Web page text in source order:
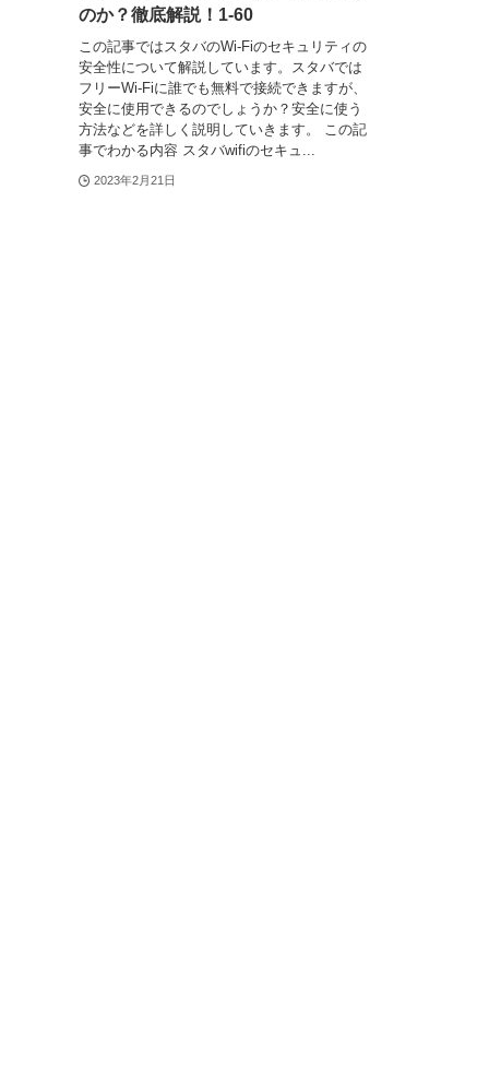
のか？徹底解説！1-60
この記事ではスタバのWi-Fiのセキュリティの
安全性について解説しています。スタバでは
フリーWi-Fiに誰でも無料で接続できますが、
安全に使用できるのでしょうか？安全に使う
方法などを詳しく説明していきます。 この記
事でわかる内容 スタバwifiのセキュ...
2023年2月21日